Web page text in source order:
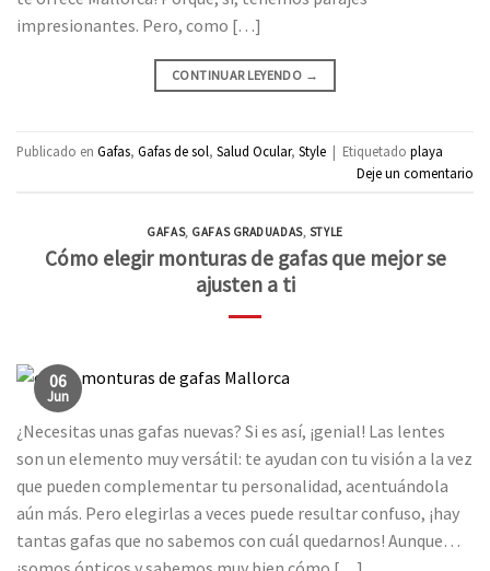
impresionantes. Pero, como […]
CONTINUAR LEYENDO →
Publicado en Gafas, Gafas de sol, Salud Ocular, Style | Etiquetado playa
Deje un comentario
GAFAS, GAFAS GRADUADAS, STYLE
Cómo elegir monturas de gafas que mejor se
ajusten a ti
06
Jun
¿Necesitas unas gafas nuevas? Si es así, ¡genial! Las lentes
son un elemento muy versátil: te ayudan con tu visión a la vez
que pueden complementar tu personalidad, acentuándola
aún más. Pero elegirlas a veces puede resultar confuso, ¡hay
tantas gafas que no sabemos con cuál quedarnos! Aunque…